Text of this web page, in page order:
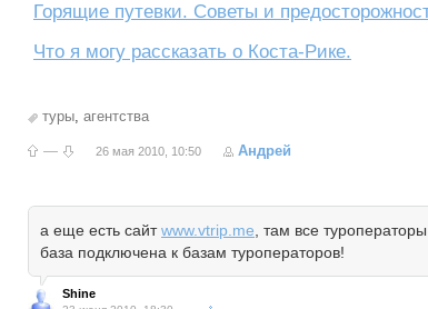
Горящие путевки. Советы и
Что я могу рассказать о Коста-Рике.
туры, агентства
— 26 мая 2010, 10:50 Андрей
а еще есть сайтwww.vtrip.me , там все
база подключена к базам туроператоров!
Shine